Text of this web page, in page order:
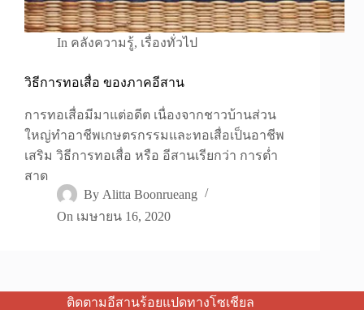
In คลังความรู้, เรื่องทั่วไป
วิธีการทอเสื่อ ของภาคอีสาน
การทอเสื่อมีมาแต่อดีต เนื่องจากชาวบ้านส่วน
ใหญ่ทำอาชีพเกษตรกรรมและทอเสื่อเป็นอาชีพ
เสริม วิธีการทอเสื่อ หรือ อีสานเรียกว่า การต่ำ
สาด
By Alitta Boonrueang
On เมษายน 16, 2020
ติดตามอีสานร้อยแปดทางโซเชียล